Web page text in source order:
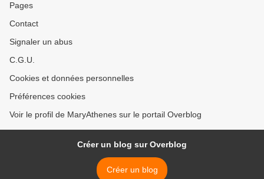
Pages
Contact
Signaler un abus
C.G.U.
Cookies et données personnelles
Préférences cookies
Voir le profil de MaryAthenes sur le portail Overblog
Créer un blog sur Overblog
Créer un blog